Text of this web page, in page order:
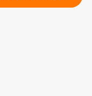
marche ! >